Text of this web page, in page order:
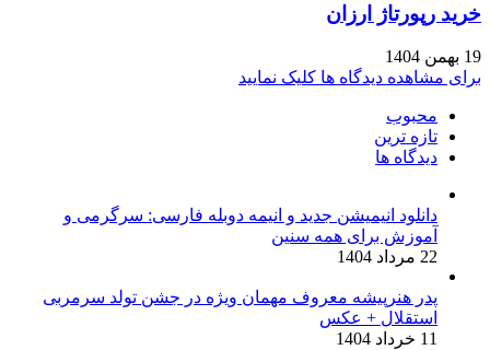
خرید رپورتاژ ارزان
19 بهمن 1404
برای مشاهده دیدگاه ها کلیک نمایید
محبوب
تازه ترین
دیدگاه ها
دانلود انیمیشن جدید و انیمه دوبله فارسی: سرگرمی و
آموزش برای همه سنین
22 مرداد 1404
پدر هنرپیشه معروف مهمان ویژه در جشن تولد سرمربی
استقلال + عکس
11 خرداد 1404